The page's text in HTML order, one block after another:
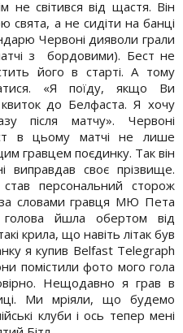
не світився від щастя. Він
свята, а не сидіти на банці
Червоні дияволи грали
з бордовими). Бест не
його в старті. А тому
«Я поїду, якщо Ви
до Белфаста. Я хочу
після матчу». Червоні
в цьому матчі не лише
гравцем поєдинку. Так він
своє прізвище.
персональний сторож
словами гравця МЮ Пета
йшла обертом від
крила, що навіть літак був
я купив Belfast Telegraph
помістили фото мого гола
Нещодавно я грав в
Ми мріяли, що будемо
клуби і ось тепер мені